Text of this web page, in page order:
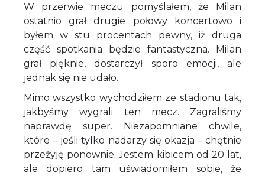
W przerwie meczu pomyślałem, że Milan
ostatnio grał drugie połowy koncertowo i
byłem w stu procentach pewny, iż druga
część spotkania będzie fantastyczna. Milan
grał pięknie, dostarczył sporo emocji, ale
jednak się nie udało.
Mimo wszystko wychodziłem ze stadionu tak,
jakbyśmy wygrali ten mecz. Zagraliśmy
naprawdę super. Niezapomniane chwile,
które – jeśli tylko nadarzy się okazja – chętnie
przeżyję ponownie. Jestem kibicem od 20 lat,
ale dopiero tam uświadomiłem sobie, że